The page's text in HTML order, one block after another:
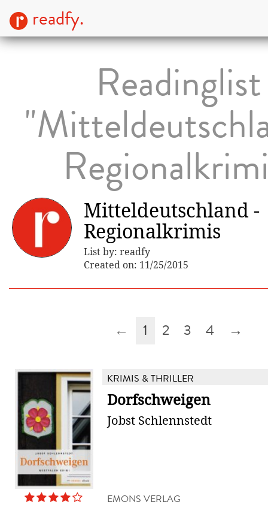
readfy.
Readinglist
Mitteldeutschland -
Regionalkrimis
List by: readfy
Created on: 11/25/2015
← 1 2 3 4 →
KRIMIS & THRILLER
Dorfschweigen
Jobst Schlennstedt
EMONS VERLAG